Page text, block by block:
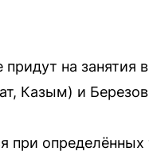
придут на
Казым) и
при